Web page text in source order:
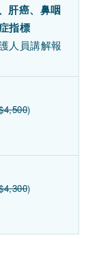
肝癌、鼻咽
指標
人員講解報
)
)